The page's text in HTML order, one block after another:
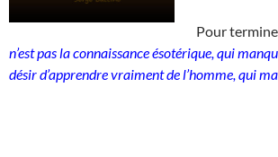
Pour
n’est pas la connaissance ésotérique, qui
désir d’apprendre vraiment de l’homme, qui